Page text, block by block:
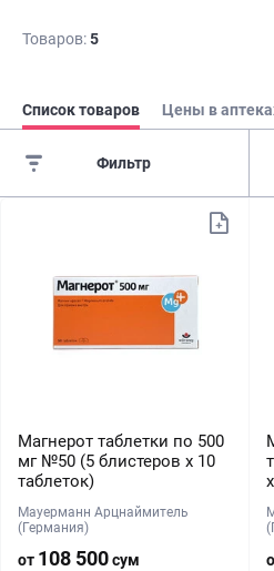
Товаров:5
Список товаров Цены в
Фильтр
Магнерот таблетки по 500
мг №50 (5 блистеров х 10
таблеток)
Мауерманн Арцнаймитель
(Германия)
от 108 500сум